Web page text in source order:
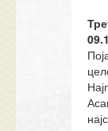
09.